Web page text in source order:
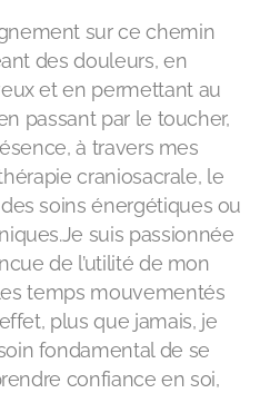
sur ce chemin
des douleurs, en
et en permettant au
passant par le toucher,
à travers mes
craniosacrale, le
soins énergétiques ou
suis passionnée
de l’utilité de mon
temps mouvementés
plus que jamais, je
fondamental de se
confiance en soi,